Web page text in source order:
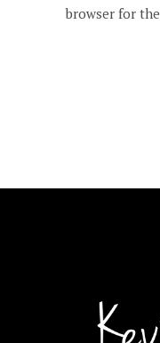
browser for